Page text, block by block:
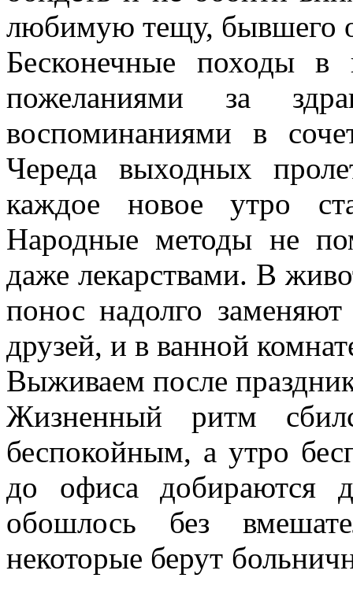
любимую тещу, бывшего
Бесконечные походы в
пожеланиями за
воспоминаниями в
Череда выходных
каждое новое утро
Народные методы не
даже лекарствами. В
понос надолго
друзей, и в ванной
Выживаем после
Жизненный ритм
беспокойным, а утро
до офиса добираются
обошлось без
некоторые берут